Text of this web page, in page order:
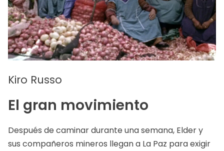
Kiro Russo
El gran movimiento
Después de caminar durante una semana, Elder y
sus compañeros mineros llegan a La Paz para exigir